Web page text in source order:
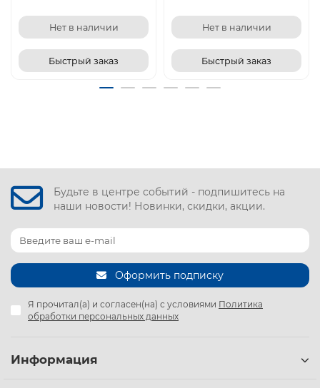
Нет в наличии
Быстрый заказ
Нет в наличии
Быстрый заказ
Будьте в центре событий - подпишитесь на
наши новости! Новинки, скидки, акции.
Оформить подписку
Я прочитал(а) и согласен(на) с условиями Политика
обработки персональных данных
Информация